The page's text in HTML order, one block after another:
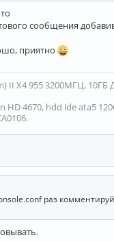
сообщения
приятно
II X4 955 3200МГЦ, 10ГБ
4670, hdd ide ata5
раз